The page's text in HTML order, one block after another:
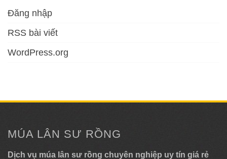
Đăng nhập
RSS bài viết
WordPress.org
MÚA LÂN SƯ RỒNG
Dịch vụ múa lân sư rồng chuyên nghiệp uy tín giá rẻ